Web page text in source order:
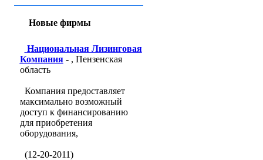
Новые фирмы
Национальная Лизинговая
Компания- , Пензенская
область
Компания предоставляет
максимально возможный
доступ к финансированию
для приобретения
оборудования,
(12-20-2011)